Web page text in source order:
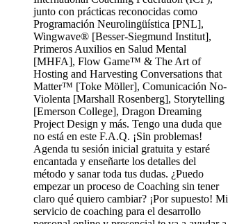
junto con prácticas reconocidas como
Programación Neurolingüística [PNL],
Wingwave® [Besser-Siegmund Institut],
Primeros Auxilios en Salud Mental
[MHFA], Flow Game™ & The Art of
Hosting and Harvesting Conversations that
Matter™ [Toke Möller], Comunicación No-
Violenta [Marshall Rosenberg], Storytelling
[Emerson College], Dragon Dreaming
Project Design y más. Tengo una duda que
no está en este F.A.Q. ¡Sin problemas!
Agenda tu sesión inicial gratuita y estaré
encantada y enseñarte los detalles del
método y sanar toda tus dudas. ¿Puedo
empezar un proceso de Coaching sin tener
claro qué quiero cambiar? ¡Por supuesto! Mi
servicio de coaching para el desarrollo